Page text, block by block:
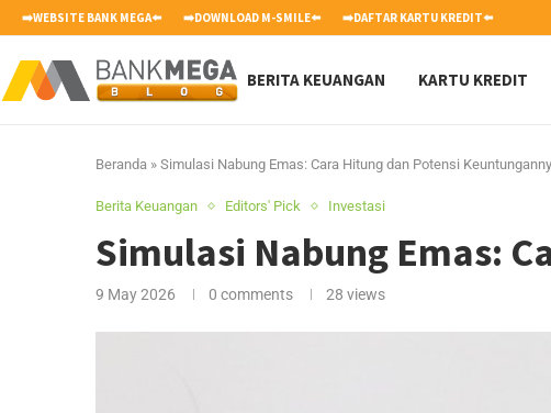
➡️WEBSITE BANK MEGA⬅️ ➡️DOWNLOAD M-SMILE⬅️ ➡️DAFTAR KARTU KREDIT⬅️
BERITA KEUANGAN KARTU KREDIT
Beranda » Simulasi Nabung Emas: Cara Hitung dan Potensi
Berita Keuangan Editors' Pick Investasi
Simulasi Nabung Emas:
9 May 2026 0 comments 28 views